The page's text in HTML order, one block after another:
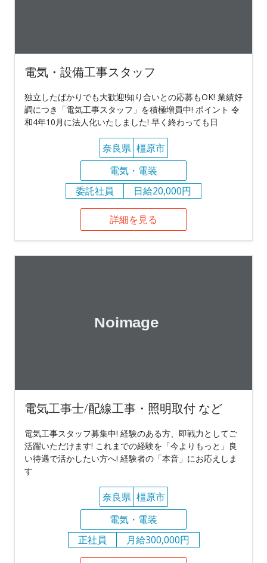
電気・設備工事スタッフ
独立したばかりでも大歓迎!知り合いとの応募もOK! 業績好
調につき「電気工事スタッフ」を積極増員中! ポイント 令
和4年10月に法人化いたしました! 早く終わっても日
奈良県 橿原市
電気・電装
委託社員
日給20,000円
詳細を見る
電気工事士/配線工事・照明取付 など
電気工事スタッフ募集中! 経験のある方、即戦力としてご
活躍いただけます! これまでの経験を「今よりもっと」良
い待遇で活かしたい方へ! 経験者の「本音」にお応えしま
す
奈良県 橿原市
電気・電装
正社員
月給300,000円